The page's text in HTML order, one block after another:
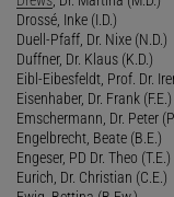
Drossé, Inke (I.D.)
Duell-Pfaff, Dr. Nixe (N.D.)
Duffner, Dr. Klaus (K.D.)
Eibl-Eibesfeldt, Prof. Dr.
Eisenhaber, Dr. Frank (F.E.)
Emschermann, Dr. Peter
Engelbrecht, Beate (B.E.)
Engeser, PD Dr. Theo (T.E.)
Eurich, Dr. Christian (C.E.)